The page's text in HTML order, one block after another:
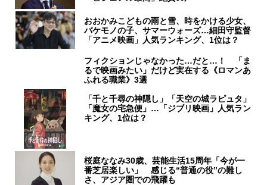
おおかみこどもの雨と雪、時をかける少女、
バケモノの子、サマーウォーズ…細田守監督
「アニメ映画」人気ランキング、1位は？
フィクションじゃなかった…だと…！ 「ま
るで映画みたい」だけど実在する《ロマンあ
ふれる職業》3選
「千と千尋の神隠し」「天空の城ラピュタ」
「魔女の宅急便」…「ジブリ映画」人気ラン
キング、1位は？
桜庭ななみ30歳、芸能生活15周年「今が一
番芝居楽しい」 感じる“普通の役”の難し
さ、アジア圏での飛躍も